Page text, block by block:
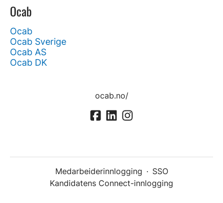
Ocab
Ocab
Ocab Sverige
Ocab AS
Ocab DK
ocab.no/
Medarbeiderinnlogging · SSO
Kandidatens Connect-innlogging